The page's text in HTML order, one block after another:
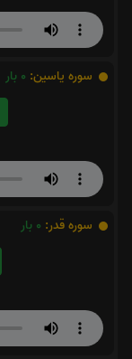
سوره یاسین: 0 بار
سوره قدر: 0 بار